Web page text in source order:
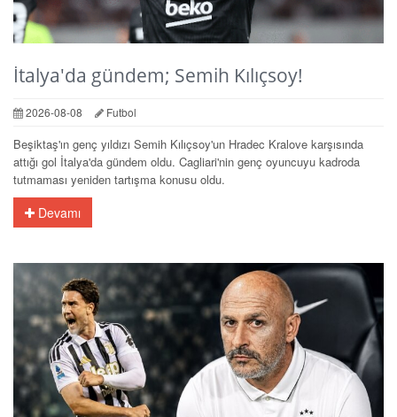
İtalya'da gündem; Semih Kılıçsoy!
2026-08-08 Futbol
Beşiktaş'ın genç yıldızı Semih Kılıçsoy'un Hradec Kralove karşısında
attığı gol İtalya'da gündem oldu. Cagliari'nin genç oyuncuyu kadroda
tutmaması yeniden tartışma konusu oldu.
Devamı